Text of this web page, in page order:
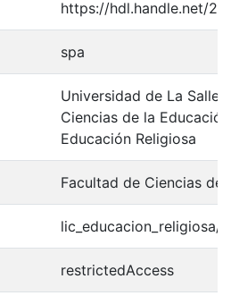
https://hdl.handle.net/
spa
Universidad de La Salle.
Ciencias de la
Educación Religiosa
Facultad de Ciencias de
lic_educacion_religiosa/
restrictedAccess